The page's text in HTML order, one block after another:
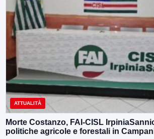
ATTUALITÀ
Morte Costanzo, FAI-CISL
politiche agricole e forestali in